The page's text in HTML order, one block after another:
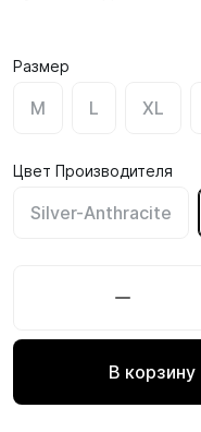
Размер
M L XL
Цвет Производителя
Silver-Anthracite
В корзину